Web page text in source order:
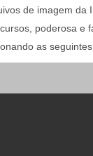
de imagem da
poderosa e
as